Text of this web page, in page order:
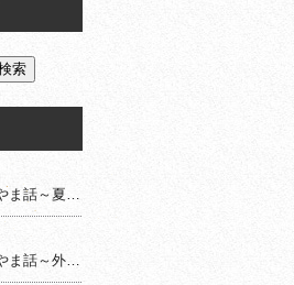
ライトガーデンのよもやま話～夏の外構工事で考えたい快適な外まわりづくり
ライトガーデンのよもやま話～外構工事に求められる専門性とは